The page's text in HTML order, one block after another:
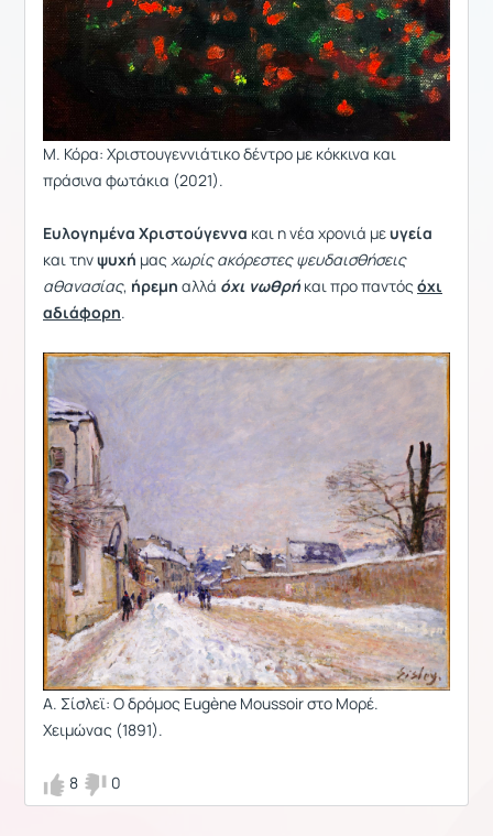
Μ. Κόρα: Χριστουγεννιάτικο δέντρο με κόκκινα και
πράσινα φωτάκια (2021).
Ευλογημένα Χριστούγεννα και η νέα χρονιά μευγεία
και τηνψυχή μας χωρίς ακόρεστες ψευδαισθήσεις
αθανασίας, ήρεμη αλλά όχι νωθρή και προ παντός όχι
αδιάφορη.
Α. Σίσλεϊ: O δρόμος Eugène Moussoirστο Μορέ.
Χειμώνας (1891).
8 0